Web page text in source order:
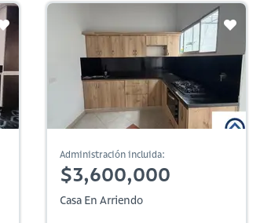
Administración incluida:
$3,600,000
Casa En Arriendo